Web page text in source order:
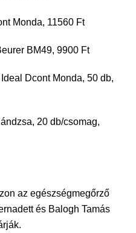
Monda, 11560 Ft
BM49, 9900 Ft
Dcont Monda, 50 db,
20 db/csomag,
az egészségmegőrző
és Balogh Tamás